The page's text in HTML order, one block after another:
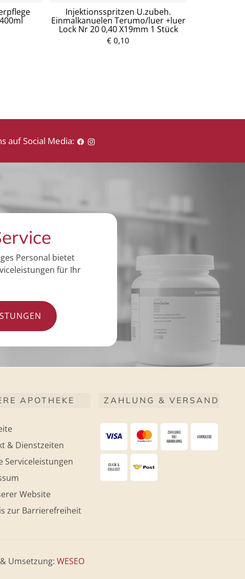
Injektionsspritzen U.zubeh.
Einmalkanuelen Terumo/luer +luer
Lock Nr 20 0,40 X19mm 1 Stück
€ 0,10P
auf Social Media:
Personal bietet
für Ihr
APOTHEKE
& Dienstzeiten
Serviceleistungen
Website
zur Barrierefreiheit
ZAHLUNG & VERSAND
Umsetzung: WESEO